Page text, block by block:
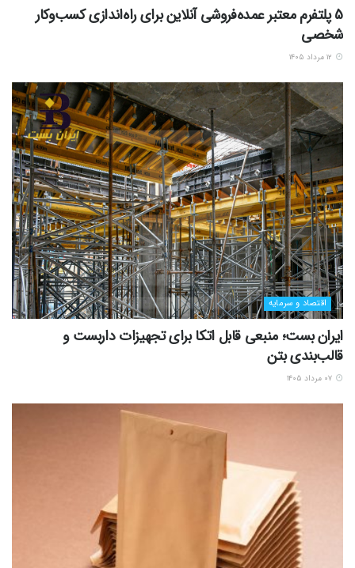
5 پلتفرم معتبر عمده‌فروشی آنلاین برای راه‌اندازی کسب‌وکار
شخصی
اقتصاد و سرمایه
ایران بست؛ منبعی قابل اتکا برای تجهیزات داربست و
قالب‌بندی بتن